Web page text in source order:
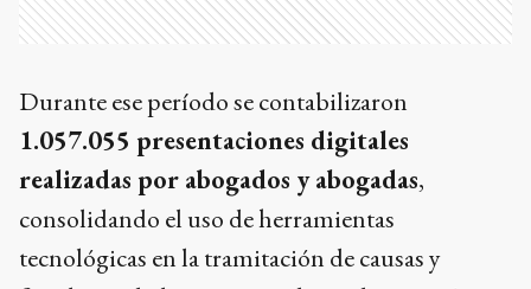
Durante ese período se contabilizaron
1.057.055 presentaciones digitales
realizadas por abogados y abogadas,
consolidando el uso de herramientas
tecnológicas en la tramitación de causas y